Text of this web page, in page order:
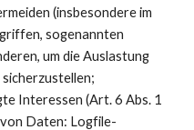
(insbesondere im
sogenannten
um die Auslastung
Interessen (Art. 6 Abs. 1
von Daten: Logfile-